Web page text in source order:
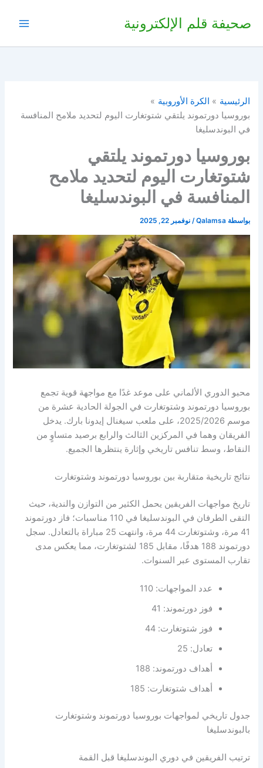
صحيفة قلم الإلكترونية
الرئيسية
الكرة الأوروبية
بوروسيا دورتموند يلتقي شتوتغارت اليوم لتحديد ملامح المنافسة
في البوندسليغا
بوروسيا دورتموند يلتقي
شتوتغارت اليوم لتحديد ملامح
المنافسة في البوندسليغا
بواسطة Qalamsa
/نوفمبر 22, 2025
محبو الدوري الألماني على موعد غدًا مع مواجهة قوية تجمع
بوروسيا دورتموند وشتوتغارت في الجولة الحادية عشرة من
موسم 2025/2026، على ملعب سيغنال إيدونا بارك. يدخل
الفريقان وهما في المركزين الثالث والرابع برصيد متساوٍ من
النقاط، وسط تنافس تاريخي وإثارة ينتظرها الجميع.
نتائج تاريخية متقاربة بين بوروسيا دورتموند وشتوتغارت
تاريخ مواجهات الفريقين يحمل الكثير من التوازن والندية، حيث
التقى الطرفان في البوندسليغا في 110 مناسبات؛ فاز دورتموند
41 مرة، وشتوتغارت 44 مرة، وانتهت 25 مباراة بالتعادل. سجل
دورتموند 188 هدفًا، مقابل 185 لشتوتغارت، مما يعكس مدى
تقارب المستوى عبر السنوات.
عدد المواجهات: 110
فوز دورتموند: 41
فوز شتوتغارت: 44
تعادل: 25
أهداف دورتموند: 188
أهداف شتوتغارت: 185
جدول تاريخي لمواجهات بوروسيا دورتموند وشتوتغارت
بالبوندسليغا
ترتيب الفريقين في دوري البوندسليغا قبل القمة